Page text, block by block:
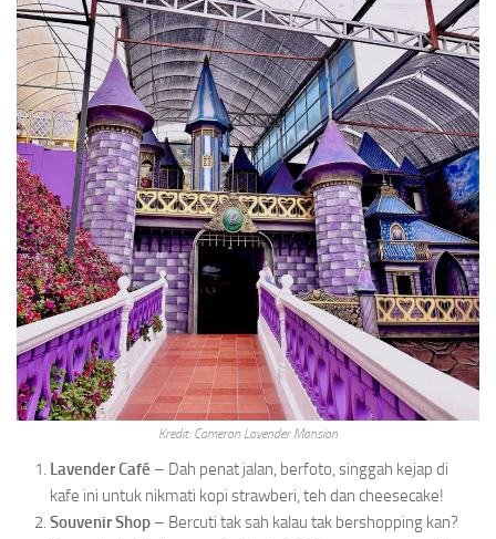
Kredit: Cameron Lavender Mansion
Lavender Café – Dah penat jalan, berfoto, singgah kejap di
kafe ini untuk nikmati kopi strawberi, teh dan cheesecake!
Souvenir Shop – Bercuti tak sah kalau tak bershopping kan?